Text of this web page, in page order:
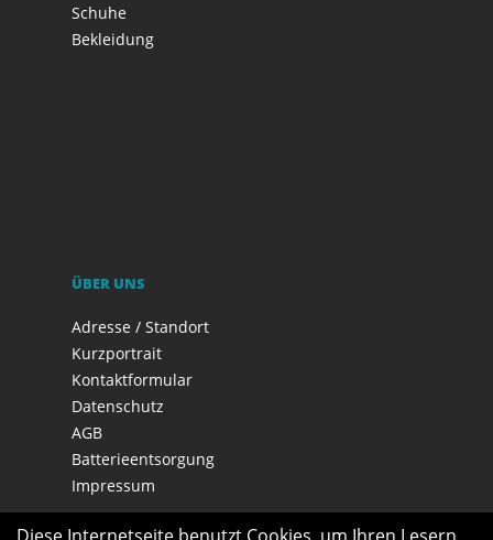
Schuhe
Bekleidung
ÜBER UNS
Adresse / Standort
Kurzportrait
Kontaktformular
Datenschutz
AGB
Batterieentsorgung
Impressum